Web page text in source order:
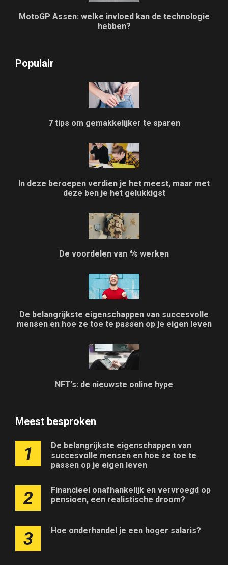
MotoGP Assen: welke invloed kan de technologie
hebben?
Populair
7 tips om gemakkelijker te sparen
In deze beroepen verdien je het meest, maar met
deze ben je het gelukkigst
De voordelen van ⅘ werken
De belangrijkste eigenschappen van succesvolle
mensen en hoe ze toe te passen op je eigen leven
NFT’s: de nieuwste online hype
Meest besproken
1
De belangrijkste eigenschappen van
succesvolle mensen en hoe ze toe te
passen op je eigen leven
2
Financieel onafhankelijk en vervroegd op
pensioen, een realistische droom?
3 Hoe onderhandel je een hoger salaris?